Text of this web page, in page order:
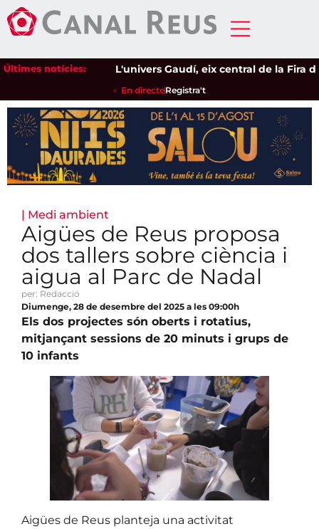
Últimes notícies: L'univers Gaudí, eix central de la Fira de
En directeRegistra't
| Medi ambient
Aigües de Reus proposa
dos tallers sobre ciència i
aigua al Parc de Nadal
per: Redacció
Diumenge, 28 de desembre del 2025 a les 09:00h
Els dos projectes són oberts i rotatius,
mitjançant sessions de 20 minuts i grups de
10 infants
Aigües de Reus planteja una activitat